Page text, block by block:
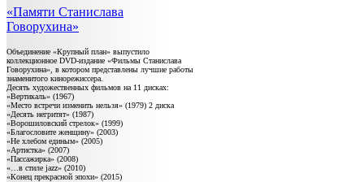
«Памяти Станислава
Говорухина»
Объединение «Крупный план» выпустило
коллекционное DVD-издание «Фильмы Станислава
Говорухина», в котором представлены лучшие работы
знаменитого кинорежиссера.
Десять художественных фильмов на 11 дисках:
«Вертикаль» (1967)
«Место встречи изменить нельзя» (1979) 2 диска
«Десять негритят» (1987)
«Ворошиловский стрелок» (1999)
«Благословите женщину» (2003)
«Не хлебом единым» (2005)
«Артистка» (2007)
«Пассажирка» (2008)
«…в стиле jazz» (2010)
«Конец прекрасной эпохи» (2015)